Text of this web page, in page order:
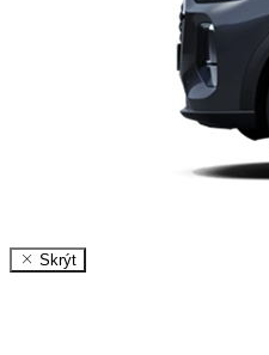
Skrýt